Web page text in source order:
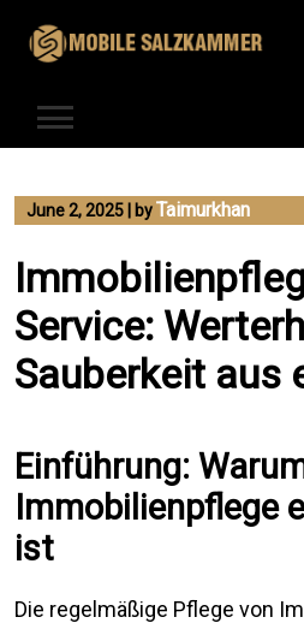
content
June 2, 2025 byTaimurkhan
Service:
Sauberkeit aus
Einführung:
Immobilienpflege
ist
Die regelmäßige Pflege von